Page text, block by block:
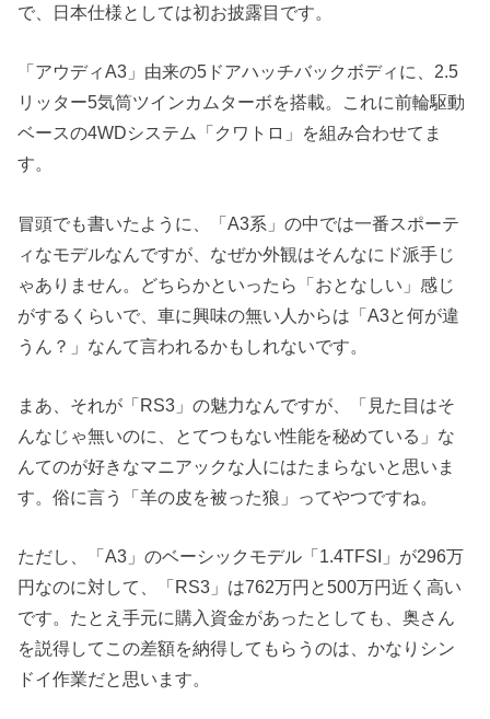
で、日本仕様としては初お披露目です。
「アウディA3」由来の5ドアハッチバックボディに、2.5
リッター5気筒ツインカムターボを搭載。これに前輪駆動
ベースの4WDシステム「クワトロ」を組み合わせてま
す。
冒頭でも書いたように、「A3系」の中では一番スポーテ
ィなモデルなんですが、なぜか外観はそんなにド派手じ
ゃありません。どちらかといったら「おとなしい」感じ
がするくらいで、車に興味の無い人からは「A3と何が違
うん？」なんて言われるかもしれないです。
まあ、それが「RS3」の魅力なんですが、「見た目はそ
んなじゃ無いのに、とてつもない性能を秘めている」な
んてのが好きなマニアックな人にはたまらないと思いま
す。俗に言う「羊の皮を被った狼」ってやつですね。
ただし、「A3」のベーシックモデル「1.4TFSI」が296万
円なのに対して、「RS3」は762万円と500万円近く高い
です。たとえ手元に購入資金があったとしても、奥さん
を説得してこの差額を納得してもらうのは、かなりシン
ドイ作業だと思います。